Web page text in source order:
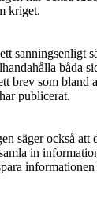
kriget.
sanningsenligt
båda
brev som bland
publicerat.
säger också att
in
informationen